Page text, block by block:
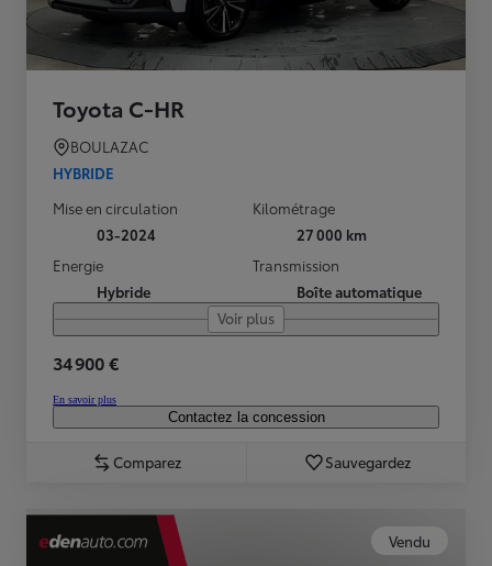
Toyota C-HR
BOULAZAC
HYBRIDE
Mise en circulation
03-2024
Kilométrage
27 000 km
Energie
Hybride
Transmission
Boîte automatique
Voir plus
34 900 €
En savoir plus
Contactez la concession
Comparez Sauvegardez
Vendu